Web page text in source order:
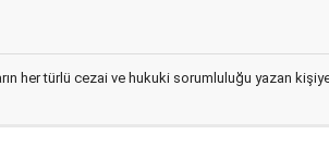
her türlü cezai ve hukuki sorumluluğu yazan